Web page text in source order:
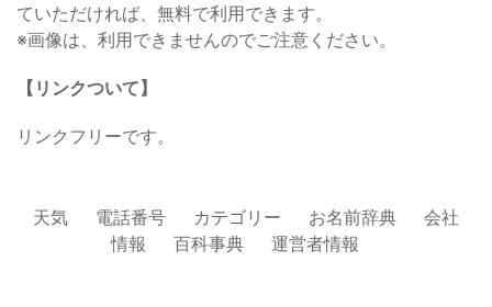
ていただければ、無料で利用できます。
※画像は、利用できませんのでご注意ください。
【リンクついて】
リンクフリーです。
天気 電話番号 カテゴリー お名前辞典
会社
情報
百科事典 運営者情報